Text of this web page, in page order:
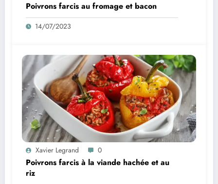
Poivrons farcis au fromage et bacon
14/07/2023
Xavier Legrand 0
Poivrons farcis à la viande hachée et au
riz